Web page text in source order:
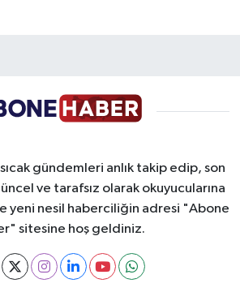
gündemleri anlık takip edip, son
ve tarafsız olarak okuyucularına
yeni nesil haberciliğin adresi "Abone
sitesine hoş geldiniz.